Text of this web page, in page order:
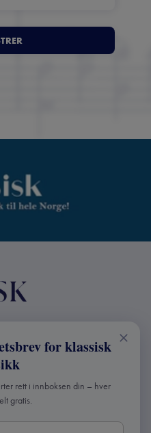
for klassisk
rett i innboksen din – hver
gratis.